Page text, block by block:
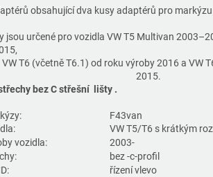
obsahující dva kusy adaptérů pro
jsou určené pro vozidla VW T5 Multivan
VW T6 (včetně T6.1) od roku výroby 2016 a VW
2015.
bez C střešní lišty .
F43van
VW T5/T6 s krátkým
vozidla:
2003-
bez -c-profil
řízení vlevo